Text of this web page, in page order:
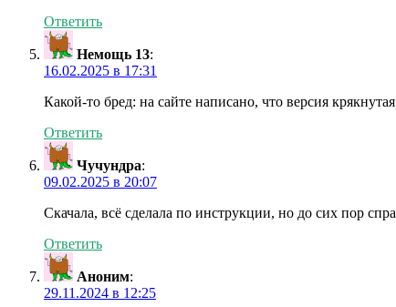
Ответить
Немощь 13:
16.02.2025 в 17:31
Какой-то бред: на сайте написано, что версия
Ответить
Чучундра:
09.02.2025 в 20:07
Скачала, всё сделала по инструкции, но до сих пор
Ответить
Аноним:
29.11.2024 в 12:25